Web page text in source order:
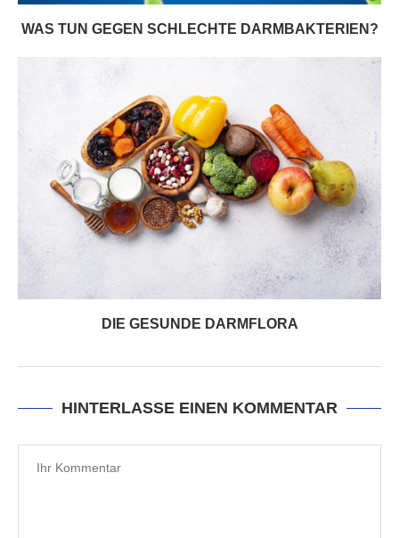
WAS TUN GEGEN SCHLECHTE DARMBAKTERIEN?
DIE GESUNDE DARMFLORA
HINTERLASSE EINEN KOMMENTAR